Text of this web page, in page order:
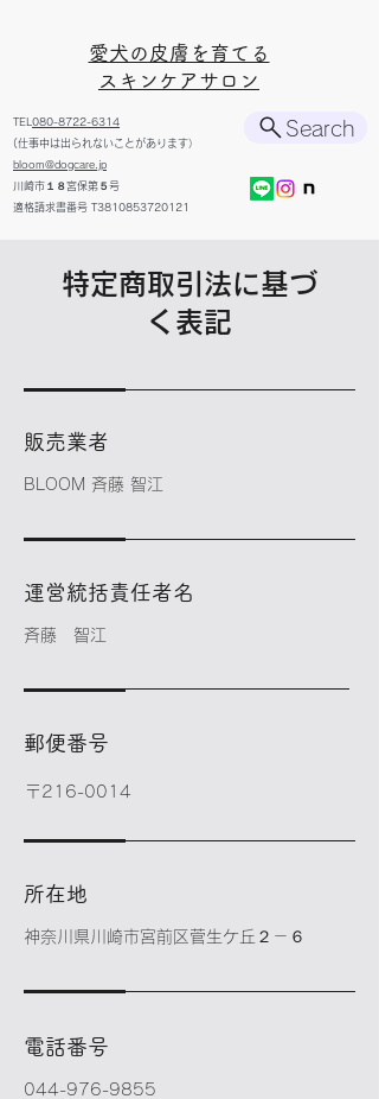
TEL 080-8722-6314
(仕事中は出られないことがあります）
bloom@dogcare.jp
川崎市１８宮保第５号
​適格請求書番号 T3810853720121
​愛犬の皮膚を育てる
スキンケアサロン
Search
特定商取引法に基づ
く表記
販売業者
BLOOM 斉藤 智江
運営統括責任者名
​斉藤 智江
郵便番号
〒216-0014
所在地
​神奈川県川崎市宮前区菅生ケ丘２－６
電話番号
​044-976-9855